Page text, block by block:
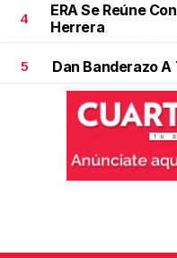
4
ERA Se Reúne
Herrera
5 Dan Banderazo